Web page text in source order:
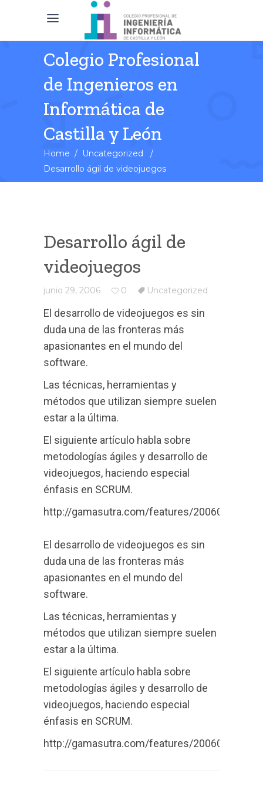
Colegio Profesional
de Ingenieros en
Informática de
Castilla y León
Home / Uncategorized
/
Desarrollo ágil de videojuegos
Desarrollo ágil de
videojuegos
junio 29, 2006 0 Uncategorized
El desarrollo de videojuegos es sin
duda una de las fronteras más
apasionantes en el mundo del
software.
Las técnicas, herramientas y
métodos que utilizan siempre suelen
estar a la última.
El siguiente artículo habla sobre
metodologías ágiles y desarrollo de
videojuegos, haciendo especial
énfasis en SCRUM.
http://gamasutra.com/features/20060628/
El desarrollo de videojuegos es sin
duda una de las fronteras más
apasionantes en el mundo del
software.
Las técnicas, herramientas y
métodos que utilizan siempre suelen
estar a la última.
El siguiente artículo habla sobre
metodologías ágiles y desarrollo de
videojuegos, haciendo especial
énfasis en SCRUM.
http://gamasutra.com/features/20060628/